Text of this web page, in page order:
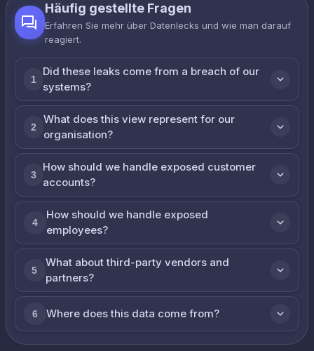
Häufig gestellte Fragen
Erfahren Sie mehr über Datenlecks und wie man darauf
reagiert.
1
Did these leaks come from a breach of our
systems?
2
What does this view represent for our
organisation?
3
How should we handle exposed customer
accounts?
4
How should we handle exposed
employees?
5
What about third-party vendors and
partners?
6 Where does this data come from?